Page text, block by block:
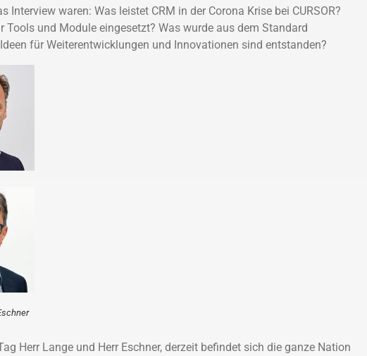
Interview waren: Was leistet CRM in der Corona Krise bei CURSOR?
Tools und Module eingesetzt? Was wurde aus dem Standard
für Weiterentwicklungen und Innovationen sind entstanden?
Herr Lange und Herr Eschner, derzeit befindet sich die ganze Nation